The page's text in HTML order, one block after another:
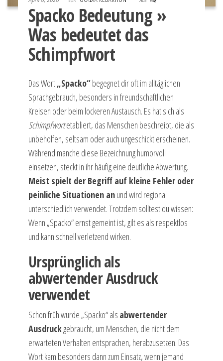
Spacko Bedeutung »
Was bedeutet das
Schimpfwort
Das Wort„Spacko“begegnet dir oft im alltäglichen
Sprachgebrauch, besonders in freundschaftlichen
Kreisen oder beim lockeren Austausch. Es hat sich als
Schimpfwortetabliert, das Menschen beschreibt, die als
unbeholfen, seltsam oder auch ungeschickt erscheinen.
Während manche diese Bezeichnung humorvoll
einsetzen, steckt in ihr häufig eine deutliche Abwertung.
Meist spielt der Begriff auf kleine Fehler oder
peinliche Situationen anund wird regional
unterschiedlich verwendet. Trotzdem solltest du wissen:
Wenn „Spacko“ ernst gemeint ist, gilt es als respektlos
und kann schnell verletzend wirken.
Ursprünglich als
abwertender Ausdruck
verwendet
Schon früh wurde „Spacko“ als abwertender
Ausdruckgebraucht, um Menschen, die nicht dem
erwarteten Verhalten entsprachen, herabzusetzen. Das
Wort kam besonders dann zum Einsatz, wenn jemand